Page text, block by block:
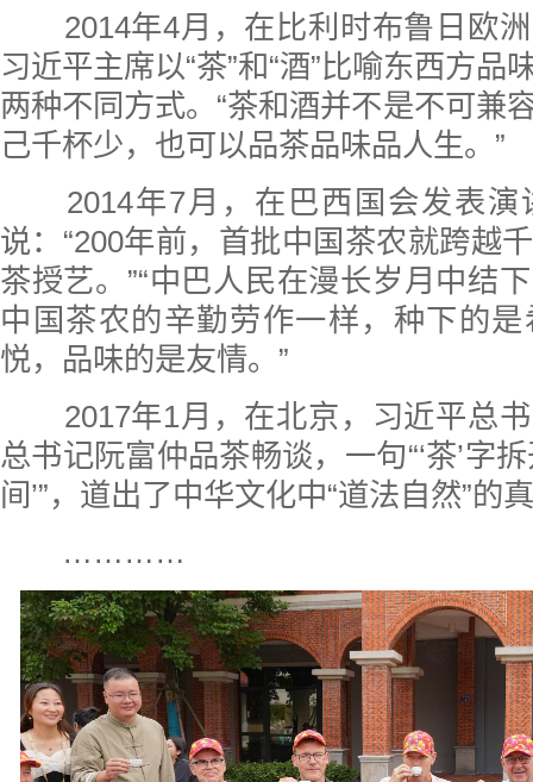
2014年4月，在比利时布鲁日欧洲
习近平主席以“茶”和“酒”比喻东西方品
两种不同方式。“茶和酒并不是不可兼
己千杯少，也可以品茶品味品人生。”
2014年7月，在巴西国会发表演
说：“200年前，首批中国茶农就跨越
茶授艺。”“中巴人民在漫长岁月中结
中国茶农的辛勤劳作一样，种下的
悦，品味的是友情。”
2017年1月，在北京，习近平总书
总书记阮富仲品茶畅谈，一句“‘茶’字
间’”，道出了中华文化中“道法自然”的
…………